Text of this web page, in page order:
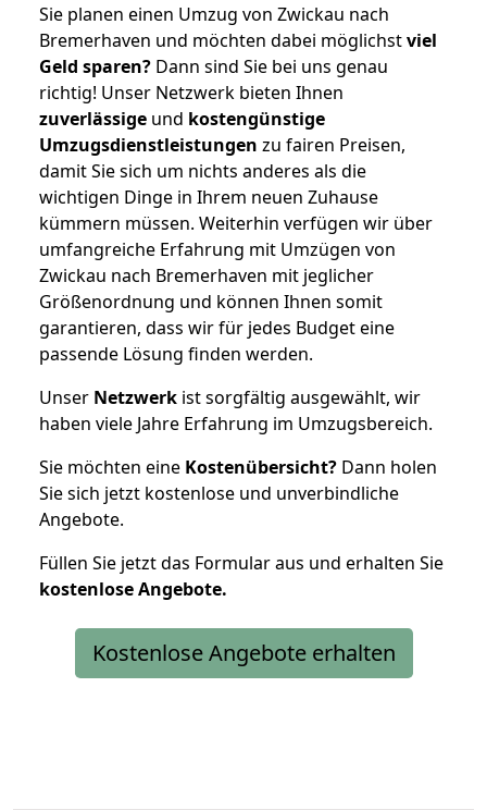
Sie planen einen Umzug von Zwickau nach
Bremerhaven und möchten dabei möglichstviel
Geld sparen? Dann sind Sie bei uns genau
richtig! Unser Netzwerk bieten Ihnen
zuverlässige und kostengünstige
Umzugsdienstleistungen zu fairen Preisen,
damit Sie sich um nichts anderes als die
wichtigen Dinge in Ihrem neuen Zuhause
kümmern müssen. Weiterhin verfügen wir über
umfangreiche Erfahrung mit Umzügen von
Zwickau nach Bremerhaven mit jeglicher
Größenordnung und können Ihnen somit
garantieren, dass wir für jedes Budget eine
passende Lösung finden werden.
Unser Netzwerk ist sorgfältig ausgewählt, wir
haben viele Jahre Erfahrung im Umzugsbereich.
Sie möchten eine Kostenübersicht? Dann holen
Sie sich jetzt kostenlose und unverbindliche
Angebote.
Füllen Sie jetzt das Formular aus und erhalten Sie
kostenloseAngebote.
Kostenlose Angebote erhalten